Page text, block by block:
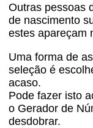
Outras pessoas
de nascimento
estes apareçam
Uma forma de
seleção é
acaso.
Pode fazer isto
o Gerador de
desdobrar.